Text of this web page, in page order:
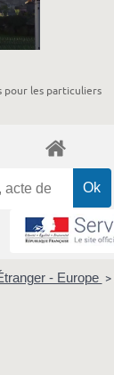
pour les particuliers
- Europe >